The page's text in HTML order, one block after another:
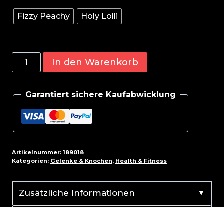
Fizzy Peachy Holy Lolli
Zoomad
Wise
2.0
450g
Menge
In den Warenkorb
Garantiert sichere Kaufabwicklung
Artikelnummer: 189018
Kategorien: Gelenke & Knochen, Health & Fitness
Zusätzliche Informationen ▼